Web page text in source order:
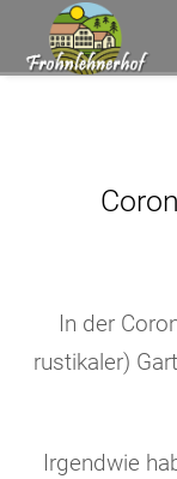
In der
rustikaler)
Irgendwie